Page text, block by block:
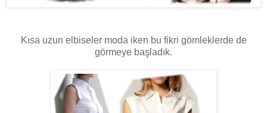
Kısa uzun elbiseler moda iken bu fikri gömleklerde de
görmeye başladık.